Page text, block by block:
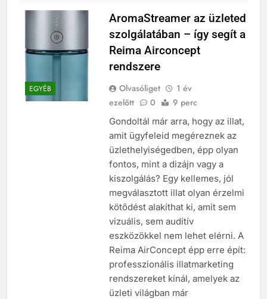
EGYÉB
AromaStreamer az üzleted
szolgálatában – így segít a
Reima Airconcept
rendszere
Olvasóliget
1 év
ezelőtt
0 9 perc
Gondoltál már arra, hogy az illat,
amit ügyfeleid megéreznek az
üzlethelyiségedben, épp olyan
fontos, mint a dizájn vagy a
kiszolgálás? Egy kellemes, jól
megválasztott illat olyan érzelmi
kötődést alakíthat ki, amit sem
vizuális, sem auditív
eszközökkel nem lehet elérni. A
Reima AirConcept épp erre épít:
professzionális illatmarketing
rendszereket kínál, amelyek az
üzleti világban már